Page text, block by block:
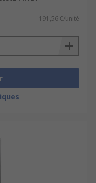
des
informations
humains.
multifonction
191,56 €/unité